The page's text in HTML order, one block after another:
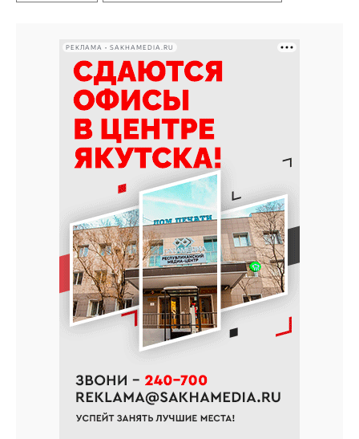
РЕКЛАМА • SAKHAMEDIA.RU